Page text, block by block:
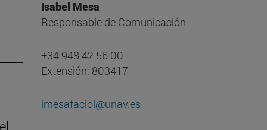
Isabel Mesa
Responsable de Comunicación
+34 948 42 56 00
Extensión: 803417
imesafaciol@unav.es